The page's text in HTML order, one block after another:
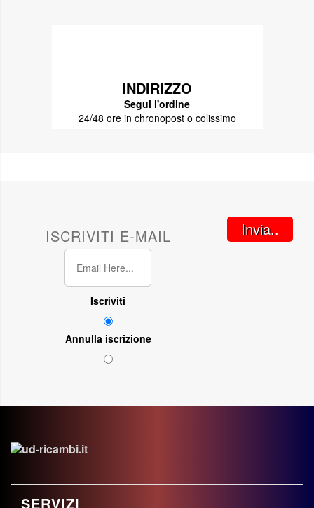
INDIRIZZO
Segui l'ordine
24/48 ore in chronopost o colissimo
ISCRIVITI E-MAIL
Iscriviti
Annulla iscrizione
Invia..
SERVIZI